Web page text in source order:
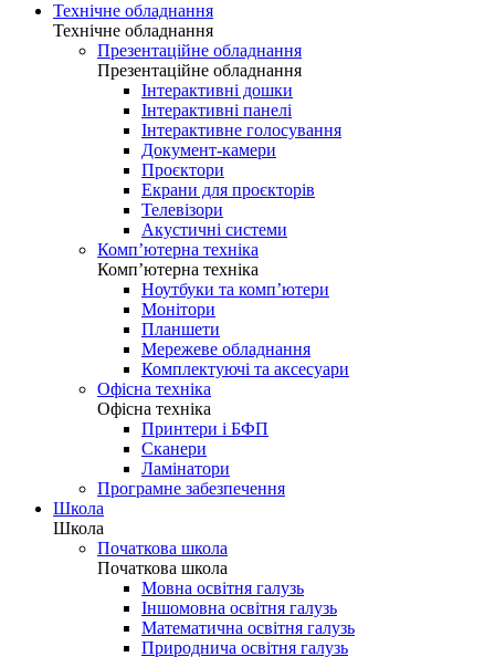
Технічне обладнання
Технічне обладнання
Презентаційне обладнання
Презентаційне обладнання
Інтерактивні дошки
Інтерактивні панелі
Інтерактивне голосування
Документ-камери
Проєктори
Екрани для проєкторів
Телевізори
Акустичні системи
Комп’ютерна техніка
Комп’ютерна техніка
Ноутбуки та комп’ютери
Монітори
Планшети
Мережеве обладнання
Комплектуючі та аксесуари
Офісна техніка
Офісна техніка
Принтери і БФП
Сканери
Ламінатори
Програмне забезпечення
Школа
Школа
Початкова школа
Початкова школа
Мовна освітня галузь
Іншомовна освітня галузь
Математична освітня галузь
Природнича освітня галузь